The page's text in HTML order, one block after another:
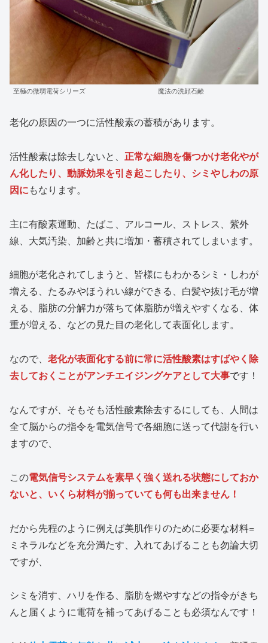
至極の微弱電荷シリーズ 魔法の洗顔石鹸
老化の原因の一つに活性酸素の蓄積があります。
活性酸素は除去しないと、 正常な細胞を傷つかけ老化やが
ん化したり、動脈効果を引き起こしたり、シミやしわの原
因にもなります。
主に有酸素運動、たばこ、アルコール、ストレス、紫外
線、大気汚染、加齢と共に増加・蓄積されてしまいます。
細胞が老化されてしまうと、皆様にもわかるシミ・しわが
増える、たるみやほうれい線ができる、白髪や抜け毛が増
える、脂肪の分解力が落ちて体脂肪が増えやすくなる、体
重が増える、などの見た目の老化して表面化します。
なので、 老化が表面化する前に常に活性酸素はすばやく除
去しておくことがアンチエイジングケアとして大事です！
なんですが、そもそも活性酸素除去するにしても、人間は
全て脳からの指令を電気信号で各細胞に送って代謝を行い
ますので、
この電気信号システムを素早く強く送れる状態にしておか
ないと、いくら材料が揃っていても何も出来ません！
だから先程のように例えば美肌作りのために必要な材料=
ミネラルなどを充分満たす、入れてあげることも勿論大切
ですが、
シミを消す、ハリを作る、脂肪を燃やすなどの指令がきち
んと届くように電荷を補ってあげることも必須なんです！